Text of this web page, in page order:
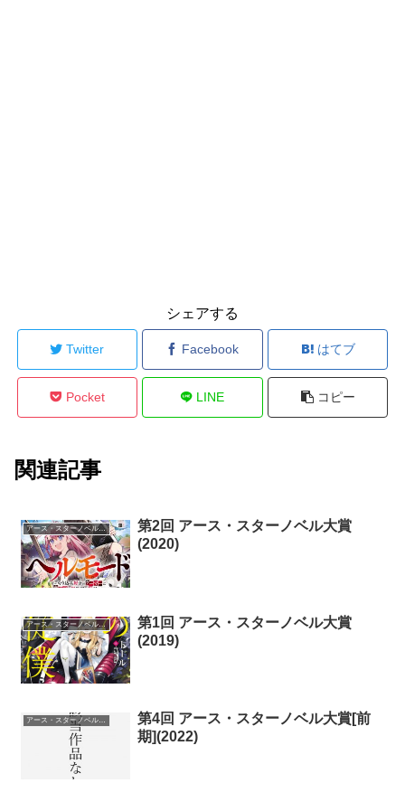
シェアする
Twitter Facebook はてブ
Pocket LINE コピー
関連記事
アース・スターノベル大賞
第2回 アース・スターノベル大賞
(2020)
アース・スターノベル大賞
第1回 アース・スターノベル大賞
(2019)
アース・スターノベル大賞
第4回 アース・スターノベル大賞[前
期](2022)